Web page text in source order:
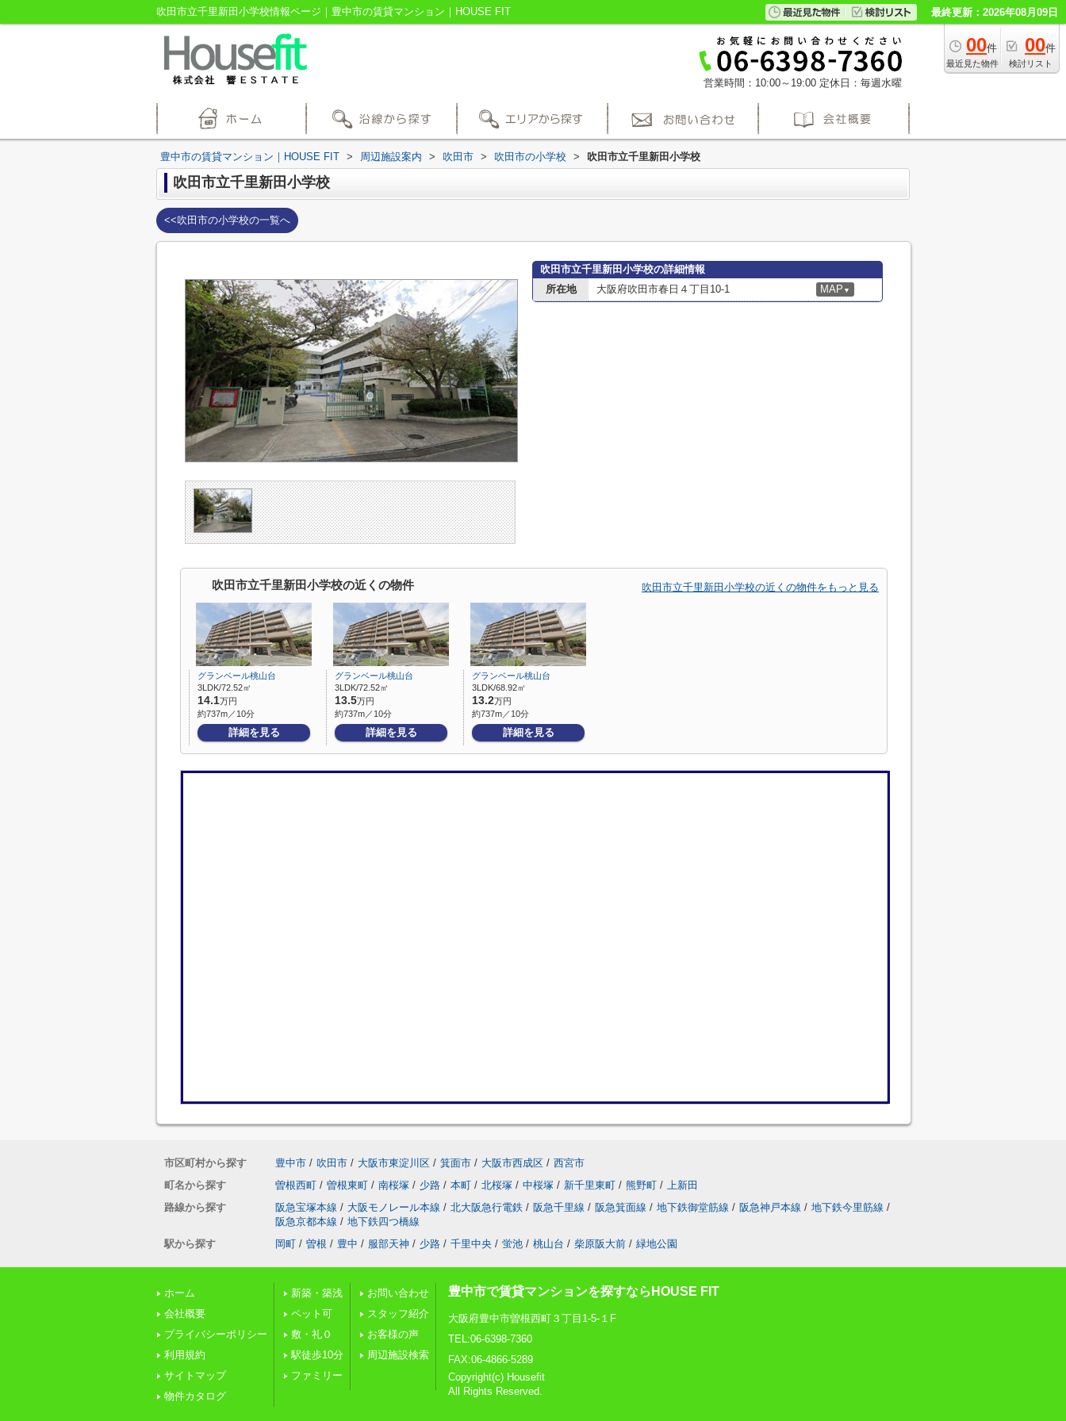
吹田市立千里新田小学校情報ページ｜豊中市の賃貸マンション｜HOUSE FIT 最終更新：2026年08月09日
00件
最近見た物件
00件
検討リスト
営業時間：10:00～19:00 定休日：毎週水曜
豊中市の賃貸マンション｜HOUSE FIT > 周辺施設案内 > 吹田市 > 吹田市の小学校 > 吹田市立千里新田小学校
吹田市立千里新田小学校
<<吹田市の小学校の一覧へ
吹田市立千里新田小学校の詳細情報
所在地
大阪府吹田市春日４丁目10-1 MAP ▼
吹田市立千里新田小学校の近くの物件 吹田市立千里新田小学校の近くの物件をもっと見る
グランベール桃山台
3LDK/72.52㎡
14.1万円
約737m／10分
詳細を見る
グランベール桃山台
3LDK/72.52㎡
13.5万円
約737m／10分
詳細を見る
グランベール桃山台
3LDK/68.92㎡
13.2万円
約737m／10分
詳細を見る
市区町村から探す 豊中市 / 吹田市 / 大阪市東淀川区 / 箕面市 / 大阪市西成区 / 西宮市
町名から探す
曽根西町 / 曽根東町 / 南桜塚 / 少路 / 本町 / 北桜塚 / 中桜塚 / 新千里東町 / 熊野町 / 上新田
路線から探す
阪急宝塚本線 / 大阪モノレール本線 / 北大阪急行電鉄 / 阪急千里線 / 阪急箕面線 / 地下鉄御堂筋線 / 阪急神戸本線 / 地下鉄今里筋線 /
阪急京都本線 / 地下鉄四つ橋線
駅から探す
岡町 / 曽根 / 豊中 / 服部天神 / 少路 / 千里中央 / 蛍池 / 桃山台 / 柴原阪大前 / 緑地公園
ホーム
会社概要
プライバシーポリシー
利用規約
サイトマップ
物件カタログ
新築・築浅
ペット可
敷・礼０
駅徒歩10分
ファミリー
お問い合わせ
スタッフ紹介
お客様の声
周辺施設検索
豊中市で賃貸マンションを探すならHOUSE FIT
大阪府豊中市曽根西町３丁目1-5-１F
TEL:06-6398-7360
FAX:06-4866-5289
Copyright(c) Housefit
All Rights Reserved.